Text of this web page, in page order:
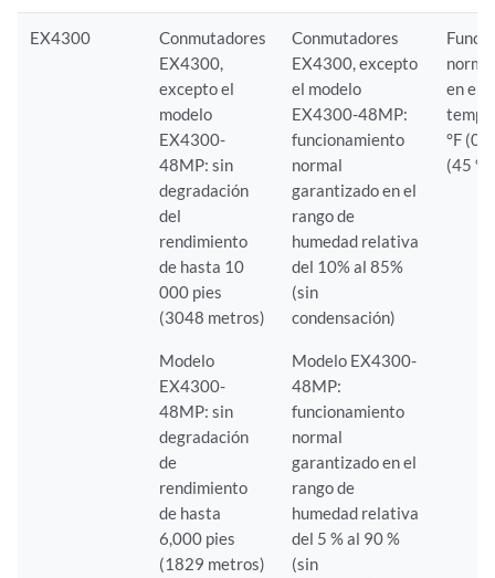
EX4300
Conmutadores
EX4300,
excepto el
modelo
EX4300-
48MP: sin
degradación
del
rendimiento
de hasta 10
000 pies
(3048 metros)
Modelo
EX4300-
48MP: sin
degradación
de
rendimiento
de hasta
6,000 pies
(1829 metros)
Conmutadores
EX4300, excepto
el modelo
EX4300-48MP:
funcionamiento
normal
garantizado en el
rango de
humedad relativa
del 10% al 85%
(sin
condensación)
Modelo EX4300-
48MP:
funcionamiento
normal
garantizado en el
rango de
humedad relativa
del 5 % al 90 %
(sin
en el
°F (0
(45